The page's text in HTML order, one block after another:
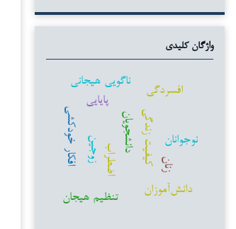
واژگان کلیدی
اضطراب
دانشجویانکیفیت زندگی نوجوانان
افسردگی
دانش‌آموزان
زنان
تنظیم هیجان
ناگویی هیجانی
زوجین افکار خودکشی
پایایی